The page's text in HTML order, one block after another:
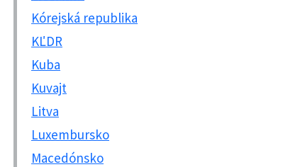
Kórejská republika
KĽDR
Kuba
Kuvajt
Litva
Luxembursko
Macedónsko